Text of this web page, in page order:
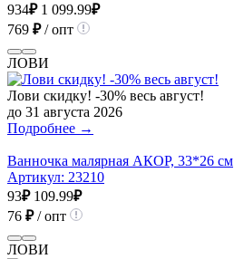
934₽ 1 099.99₽
769 ₽/ опт
ЛОВИ
Лови скидку! -30% весь август!
до 31 августа 2026
Подробнее →
Ванночка малярная АКОР, 33*26 см
Артикул: 23210
93₽ 109.99₽
76 ₽/ опт
ЛОВИ